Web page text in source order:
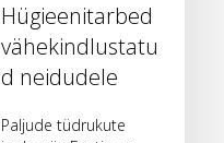
Hügieenitarbed
vähekindlustatu
d neidudele
Paljude tüdrukute